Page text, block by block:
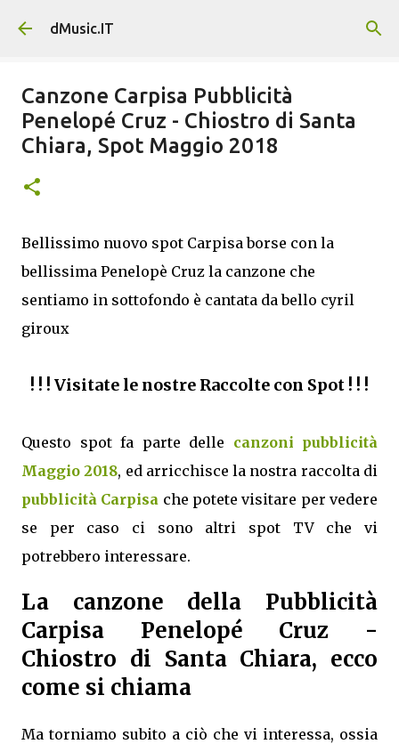
Passa ai contenuti principali
dMusic.IT
Canzone Carpisa Pubblicità
Penelopé Cruz - Chiostro di Santa
Chiara, Spot Maggio 2018
Bellissimo nuovo spot Carpisa borse con la
bellissima Penelopè Cruz la canzone che
sentiamo in sottofondo è cantata da bello cyril
giroux
! ! ! Visitate le nostre Raccolte con Spot ! ! !
Questo spot fa parte delle canzoni pubblicità
Maggio 2018, ed arricchisce la nostra raccolta di
pubblicità Carpisa che potete visitare per vedere
se per caso ci sono altri spot TV che vi
potrebbero interessare.
La canzone della Pubblicità
Carpisa Penelopé Cruz -
Chiostro di Santa Chiara, ecco
come si chiama
Ma torniamo subito a ciò che vi interessa, ossia